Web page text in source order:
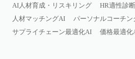
AI人材育成・リスキリング HR適性診
人材マッチングAI
パーソナルコーチン
サプライチェーン最適化AI
価格最適化